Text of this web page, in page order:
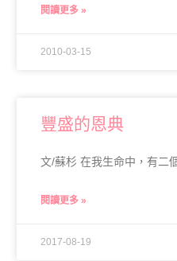
閱讀更多 »
2010-03-15
豐盛的恩典
文/蘇杉 在我生命中，有二
閱讀更多 »
2017-08-19